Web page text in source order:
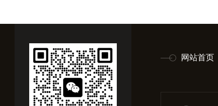
网站首页